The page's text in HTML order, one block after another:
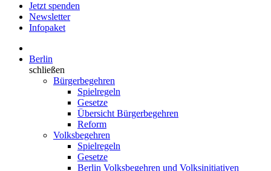
Jetzt spenden
Newsletter
Infopaket
Berlin
schließen
Bürgerbegehren
Spielregeln
Gesetze
Übersicht Bürgerbegehren
Reform
Volksbegehren
Spielregeln
Gesetze
Berlin Volksbegehren und Volksinitiativen